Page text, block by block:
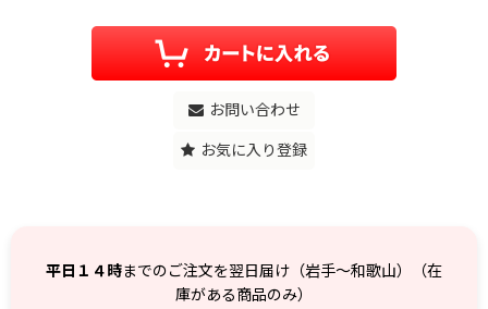
お問い合わせ
お気に入り登録
平日１４時までのご注文を翌日届け（岩手～和歌山）（在
庫がある商品のみ）